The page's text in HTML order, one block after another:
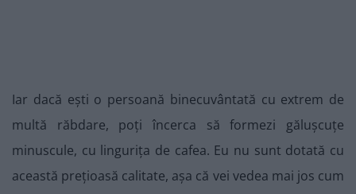
Iar dacă ești o persoană binecuvântată cu extrem de
multă răbdare, poți încerca să formezi gălușcuțe
minuscule, cu lingurița de cafea. Eu nu sunt dotată cu
această prețioasă calitate, așa că vei vedea mai jos cum